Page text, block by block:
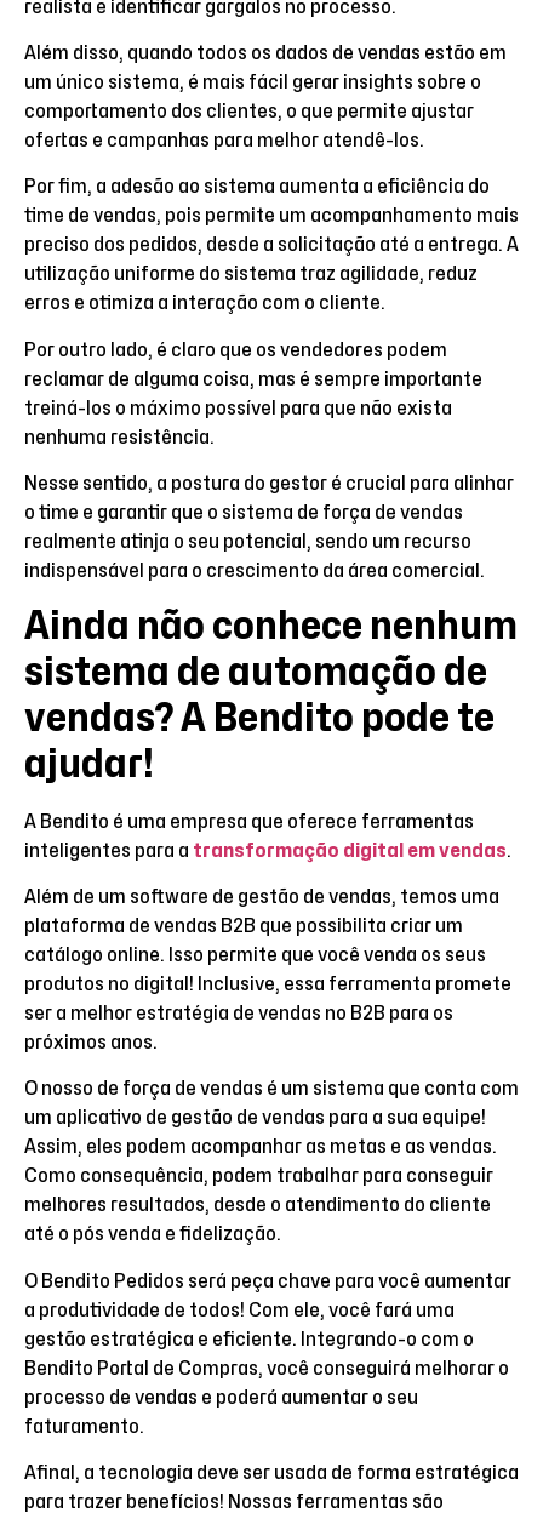
realista e identificar gargalos no processo.
Além disso, quando todos os dados de vendas estão em
um único sistema, é mais fácil gerar insights sobre o
comportamento dos clientes, o que permite ajustar
ofertas e campanhas para melhor atendê-los.
Por fim, a adesão ao sistema aumenta a eficiência do
time de vendas, pois permite um acompanhamento mais
preciso dos pedidos, desde a solicitação até a entrega. A
utilização uniforme do sistema traz agilidade, reduz
erros e otimiza a interação com o cliente.
Por outro lado, é claro que os vendedores podem
reclamar de alguma coisa, mas é sempre importante
treiná-los o máximo possível para que não exista
nenhuma resistência.
Nesse sentido, a postura do gestor é crucial para alinhar
o time e garantir que o sistema de força de vendas
realmente atinja o seu potencial, sendo um recurso
indispensável para o crescimento da área comercial.
Ainda não conhece nenhum
sistema de automação de
vendas? A Bendito pode te
ajudar!
A Bendito é uma empresa que oferece ferramentas
inteligentes para a transformação digital em vendas.
Além de um software de gestão de vendas, temos uma
plataforma de vendas B2B que possibilita criar um
catálogo online. Isso permite que você venda os seus
produtos no digital! Inclusive, essa ferramenta promete
ser a melhor estratégia de vendas no B2B para os
próximos anos.
O nosso de força de vendas é um sistema que conta com
um aplicativo de gestão de vendas para a sua equipe!
Assim, eles podem acompanhar as metas e as vendas.
Como consequência, podem trabalhar para conseguir
melhores resultados, desde o atendimento do cliente
até o pós venda e fidelização.
O Bendito Pedidos será peça chave para você aumentar
a produtividade de todos! Com ele, você fará uma
gestão estratégica e eficiente. Integrando-o com o
Bendito Portal de Compras, você conseguirá melhorar o
processo de vendas e poderá aumentar o seu
faturamento.
Afinal, a tecnologia deve ser usada de forma estratégica
para trazer benefícios! Nossas ferramentas são